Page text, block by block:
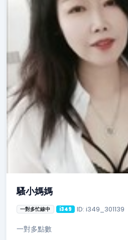
騷小媽媽
一對多忙線中 i349 ID: i349_301139
一對多點數